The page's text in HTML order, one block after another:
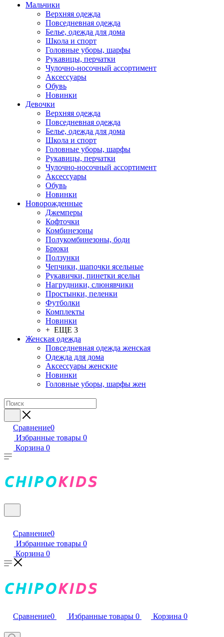
Мальчики
Верхняя одежда
Повседневная одежда
Белье, одежда для дома
Школа и спорт
Головные уборы, шарфы
Рукавицы, перчатки
Чулочно-носочный ассортимент
Аксессуары
Обувь
Новинки
Девочки
Верхняя одежда
Повседневная одежда
Белье, одежда для дома
Школа и спорт
Головные уборы, шарфы
Рукавицы, перчатки
Чулочно-носочный ассортимент
Аксессуары
Обувь
Новинки
Новорожденные
Джемперы
Кофточки
Комбинезоны
Полукомбинезоны, боди
Брюки
Ползунки
Чепчики, шапочки ясельные
Рукавички, пинетки ясельн
Нагрудники, слюнявчики
Простынки, пеленки
Футболки
Комплекты
Новинки
+ ЕЩЕ 3
Женская одежда
Повседневная одежда женская
Одежда для дома
Аксессуары женские
Новинки
Головные уборы, шарфы жен
Сравнение0
Избранные товары 0
Корзина 0
Сравнение0
Избранные товары 0
Корзина 0
Сравнение0 Избранные товары 0 Корзина 0